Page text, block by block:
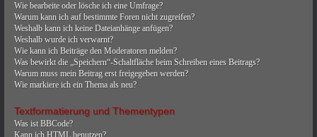
Wie bearbeite oder lösche ich eine Umfrage?
Warum kann ich auf bestimmte Foren nicht zugreifen?
Weshalb kann ich keine Dateianhänge anfügen?
Weshalb wurde ich verwarnt?
Wie kann ich Beiträge den Moderatoren melden?
Was bewirkt die „Speichern“-Schaltfläche beim Schreiben eines Beitrags?
Warum muss mein Beitrag erst freigegeben werden?
Wie markiere ich ein Thema als neu?
Textformatierung und Thementypen
Was ist BBCode?
Kann ich HTML benutzen?